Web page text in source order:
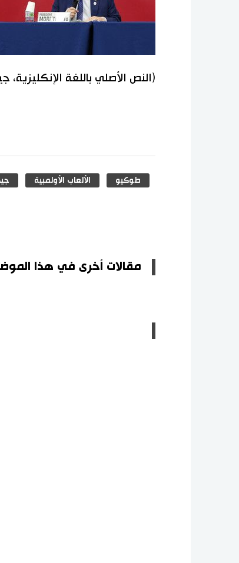
(النص الأصلي باللغة
طوكيو الألعاب الأولمبية
مقالات أخرى في هذا